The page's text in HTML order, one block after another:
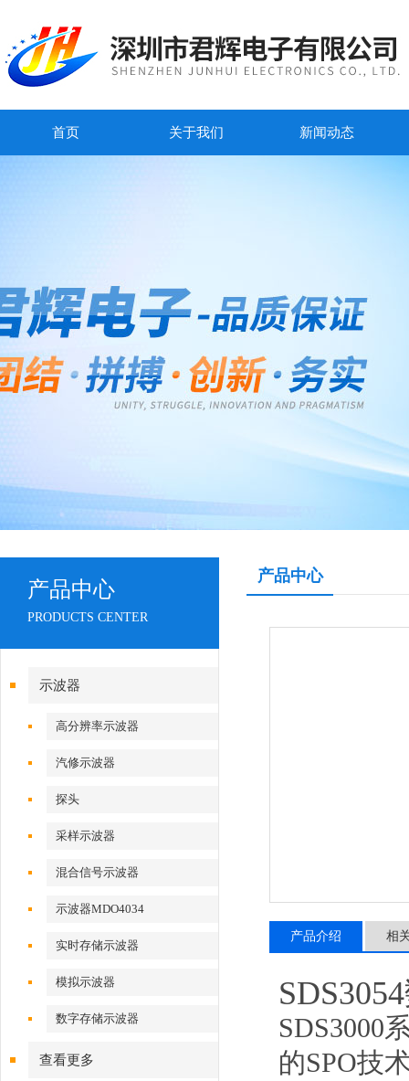
首页 关于我们 新闻动态
产品中心
PRODUCTS CENTER
示波器
高分辨率示波器
汽修示波器
探头
采样示波器
混合信号示波器
示波器MDO4034
实时存储示波器
模拟示波器
数字存储示波器
查看更多
产品中心
产品介绍 相
SDS3000
的SPO技